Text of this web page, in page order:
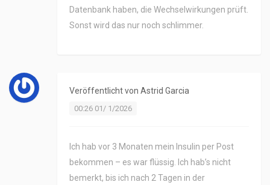
Datenbank haben, die Wechselwirkungen prüft.
Sonst wird das nur noch schlimmer.
Veröffentlicht von Astrid Garcia
00:26 01/ 1/2026
Ich hab vor 3 Monaten mein Insulin per Post
bekommen – es war flüssig. Ich hab’s nicht
bemerkt, bis ich nach 2 Tagen in der